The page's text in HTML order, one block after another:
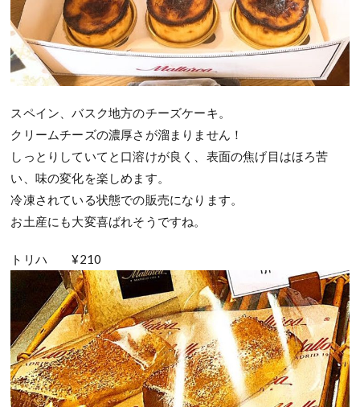
スペイン、バスク地方のチーズケーキ。
クリームチーズの濃厚さが溜まりません！
しっとりしていてと口溶けが良く、表面の焦げ目はほろ苦
い、味の変化を楽しめます。
冷凍されている状態での販売になります。
お土産にも大変喜ばれそうですね。
トリハ ¥210